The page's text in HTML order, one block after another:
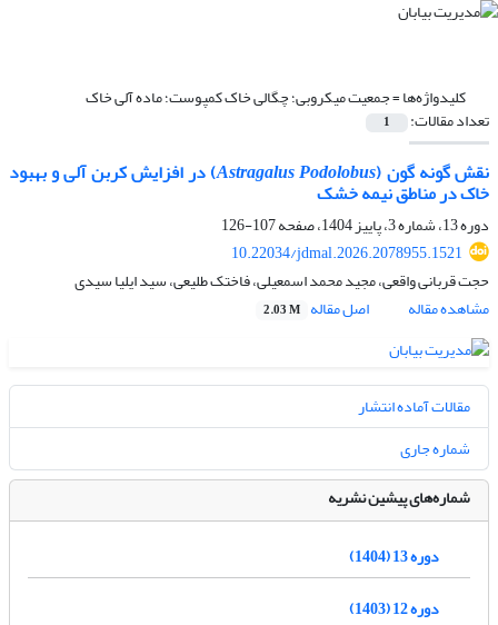
کلیدواژه‌ها =جمعیت میکروبی؛ چگالی خاک کمپوست؛ ماده آلی خاک
تعداد مقالات: 1
نقش گونه گون (Astragalus Podolobus) در افزایش کربن آلی و بهبود
خاک در مناطق نیمه خشک
دوره 13، شماره 3، پاییز 1404، صفحه
107-126
10.22034/jdmal.2026.2078955.1521
حجت قربانی واقعی، مجید محمد اسمعیلی، فاختک طلیعی، سید ایلیا سیدی
مشاهده مقاله
اصل مقاله 2.03 M
مقالات آماده انتشار
شماره جاری
شماره‌های پیشین نشریه
دوره 13 (1404)
دوره 12 (1403)